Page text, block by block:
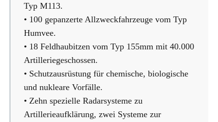
Typ M113.
• 100 gepanzerte Allzweckfahrzeuge vom Typ
Humvee.
• 18 Feldhaubitzen vom Typ 155mm mit 40.000
Artilleriegeschossen.
• Schutzausrüstung für chemische, biologische
und nukleare Vorfälle.
• Zehn spezielle Radarsysteme zu
Artillerieaufklärung, zwei Systeme zur